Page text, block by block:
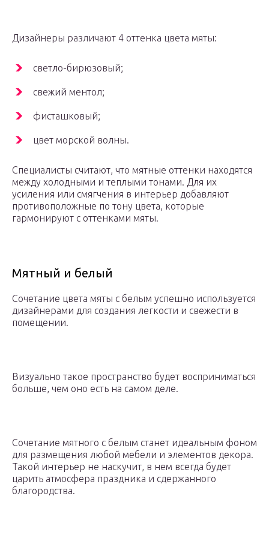
Дизайнеры различают 4 оттенка цвета мяты:
светло-бирюзовый;
свежий ментол;
фисташковый;
цвет морской волны.
Специалисты считают, что мятные оттенки находятся
между холодными и теплыми тонами. Для их
усиления или смягчения в интерьер добавляют
противоположные по тону цвета, которые
гармонируют с оттенками мяты.
Мятный и белый
Сочетание цвета мяты с белым успешно используется
дизайнерами для создания легкости и свежести в
помещении.
Визуально такое пространство будет восприниматься
больше, чем оно есть на самом деле.
Сочетание мятного с белым станет идеальным фоном
для размещения любой мебели и элементов декора.
Такой интерьер не наскучит, в нем всегда будет
царить атмосфера праздника и сдержанного
благородства.